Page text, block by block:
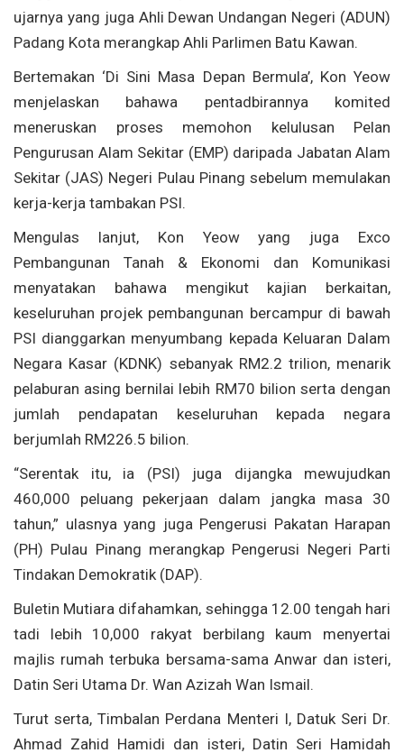
ujarnya yang juga Ahli Dewan Undangan Negeri (ADUN)
Padang Kota merangkap Ahli Parlimen Batu Kawan.
Bertemakan ‘Di Sini Masa Depan Bermula’, Kon Yeow
menjelaskan bahawa pentadbirannya komited
meneruskan proses memohon kelulusan Pelan
Pengurusan Alam Sekitar (EMP) daripada Jabatan Alam
Sekitar (JAS) Negeri Pulau Pinang sebelum memulakan
kerja-kerja tambakan PSI.
Mengulas lanjut, Kon Yeow yang juga Exco
Pembangunan Tanah & Ekonomi dan Komunikasi
menyatakan bahawa mengikut kajian berkaitan,
keseluruhan projek pembangunan bercampur di bawah
PSI dianggarkan menyumbang kepada Keluaran Dalam
Negara Kasar (KDNK) sebanyak RM2.2 trilion, menarik
pelaburan asing bernilai lebih RM70 bilion serta dengan
jumlah pendapatan keseluruhan kepada negara
berjumlah RM226.5 bilion.
“Serentak itu, ia (PSI) juga dijangka mewujudkan
460,000 peluang pekerjaan dalam jangka masa 30
tahun,” ulasnya yang juga Pengerusi Pakatan Harapan
(PH) Pulau Pinang merangkap Pengerusi Negeri Parti
Tindakan Demokratik (DAP).
Buletin Mutiara difahamkan, sehingga 12.00 tengah hari
tadi lebih 10,000 rakyat berbilang kaum menyertai
majlis rumah terbuka bersama-sama Anwar dan isteri,
Datin Seri Utama Dr. Wan Azizah Wan Ismail.
Turut serta, Timbalan Perdana Menteri I, Datuk Seri Dr.
Ahmad Zahid Hamidi dan isteri, Datin Seri Hamidah